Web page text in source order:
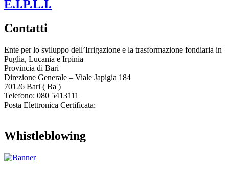
E.I.P.L.I.
Contatti
Ente per lo sviluppo dell’Irrigazione e la trasformazione fondiaria in
Puglia, Lucania e Irpinia
Provincia di Bari
Direzione Generale – Viale Japigia 184
70126 Bari ( Ba )
Telefono: 080 5413111
Posta Elettronica Certificata:
Whistleblowing